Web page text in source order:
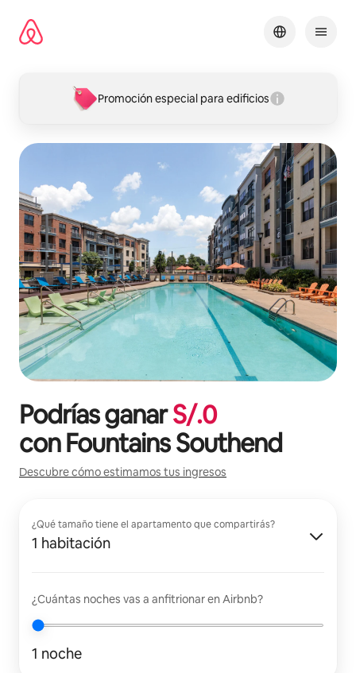
contenido
Promoción especial para edificios
Podrías ganarS/.0
conFountains Southend
Descubre cómo estimamos tus ingresos
¿Qué tamaño tiene el apartamento que compartirás?
1 habitación
¿Cuántas noches vas a anfitrionar en Airbnb?
1 noche